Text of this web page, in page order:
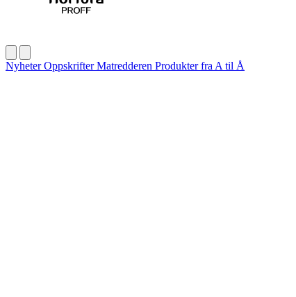
NyheterOppskrifterMatredderen Produkter fra A til Å